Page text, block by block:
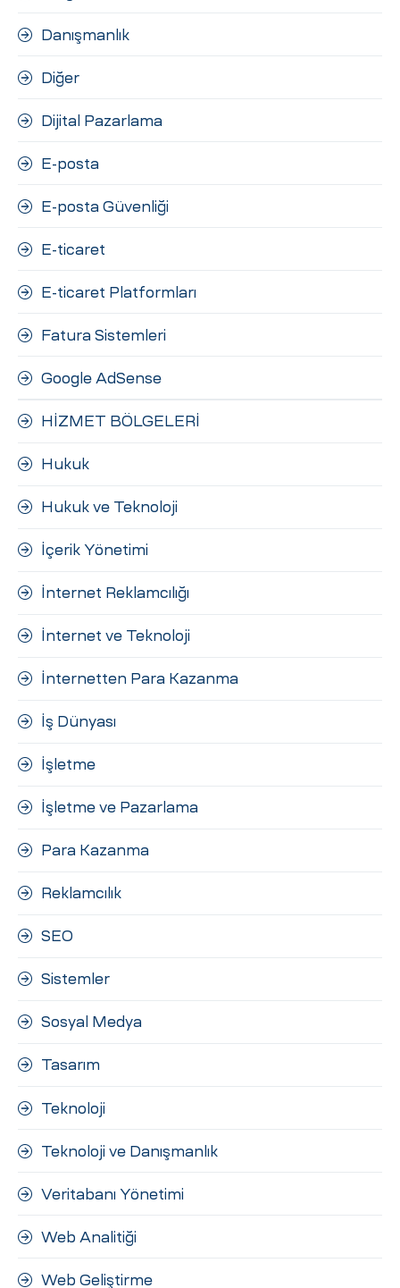
Danışmanlık
Diğer
Dijital Pazarlama
E-posta
E-posta Güvenliği
E-ticaret
E-ticaret Platformları
Fatura Sistemleri
Google AdSense
HİZMET BÖLGELERİ
Hukuk
Hukuk ve Teknoloji
İçerik Yönetimi
İnternet Reklamcılığı
İnternet ve Teknoloji
İnternetten Para Kazanma
İş Dünyası
İşletme
İşletme ve Pazarlama
Para Kazanma
Reklamcılık
SEO
Sistemler
Sosyal Medya
Tasarım
Teknoloji
Teknoloji ve Danışmanlık
Veritabanı Yönetimi
Web Analitiği
Web Geliştirme